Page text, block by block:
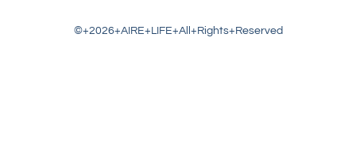
©+2026+AIRE+LIFE+All+Rights+Reserved